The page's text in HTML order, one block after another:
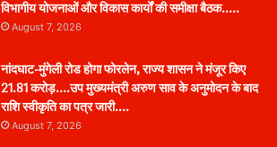
विभागीय योजनाओं और विकास कार्यों की समीक्षा बैठक…..
August 7, 2026
नांदघाट-मुंगेली रोड होगा फोरलेन, राज्य शासन ने मंजूर किए
21.81 करोड़….उप मुख्यमंत्री अरुण साव के अनुमोदन के बाद
राशि स्वीकृति का पत्र जारी….
August 7, 2026